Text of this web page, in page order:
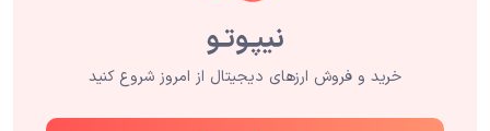
خرید و فروش ارزهای دیجیتال از امروز شروع کنید